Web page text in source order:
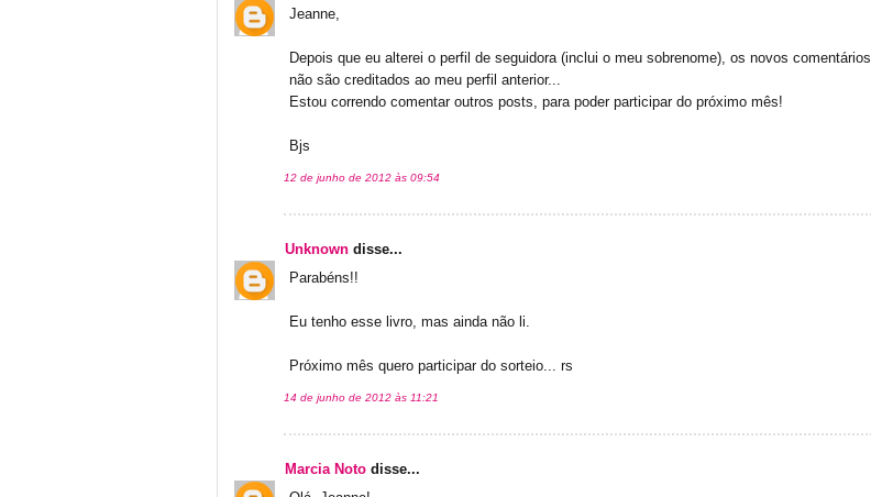
Jeanne,
Depois que eu alterei o perfil de seguidora (inclui o meu sobrenome), os novos comentários
não são creditados ao meu perfil anterior...
Estou correndo comentar outros posts, para poder participar do próximo mês!
Bjs
12 de junho de 2012 às 09:54
Unknown disse...
Parabéns!!
Eu tenho esse livro, mas ainda não li.
Próximo mês quero participar do sorteio... rs
14 de junho de 2012 às 11:21
Marcia Noto disse...